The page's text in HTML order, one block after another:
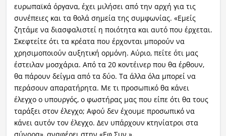
ευρωπαϊκά όργανα, έχει μιλήσει από την αρχή για τις
συνέπειες και τα θολά σημεία της συμφωνίας. «Εμείς
ζητάμε να διασφαλιστεί η ποιότητα και αυτό που έρχεται.
Σκεφτείτε ότι τα κρέατα που έρχονται μπορούν να
χρησιμοποιούν αυξητική ορμόνη. Αύριο, πείτε ότι μας
έστειλαν μοσχάρια. Από τα 20 κοντέινερ που θα έρθουν,
θα πάρουν δείγμα από τα δύο. Τα άλλα όλα μπορεί να
περάσουν απαρατήρητα. Με τι προσωπικό θα κάνει
έλεγχο ο υπουργός, ο φωστήρας μας που είπε ότι θα τους
ταράξει στον έλεγχο; Αφού δεν έχουμε προσωπικό να
κάνει αυτόν τον έλεγχο. Δεν υπάρχουν κτηνίατροι στα